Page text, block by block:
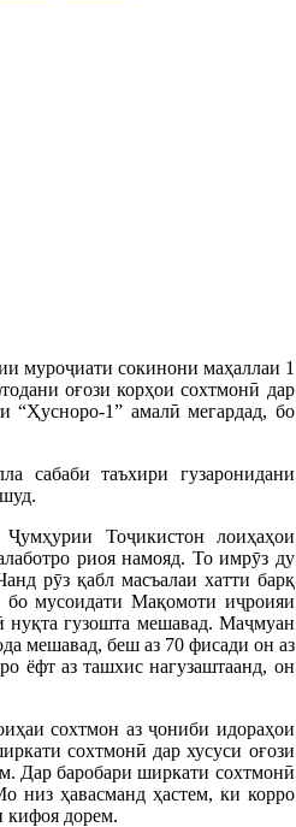
муроҷиати сокинони маҳаллаи 1
оғози корҳои сохтмонӣ дар
“Ҳусноро-1” амалӣ мегардад, бо
сабаби таъхири гузаронидани
Тоҷикистон лоиҳаҳои
риоя намояд. То имрӯз ду
рӯз қабл масъалаи хатти барқ
мусоидати Мақомоти иҷроияи
нуқта гузошта мешавад. Маҷмуан
мешавад, беш аз 70 фисади он аз
ёфт аз ташхис нагузаштаанд, он
сохтмон аз ҷониби идораҳои
сохтмонӣ дар хусуси оғози
Дар баробари ширкати сохтмонӣ
низ ҳавасманд ҳастем, ки корро
кифоя дорем.